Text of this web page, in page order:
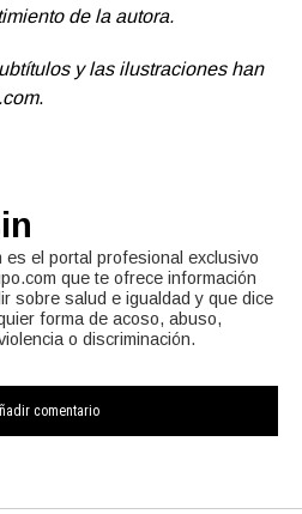
de la autora.
y las ilustraciones han
.
es el portal profesional exclusivo
que te ofrece información
sobre salud e igualdad y que dice
forma de acoso, abuso,
o discriminación.
comentario